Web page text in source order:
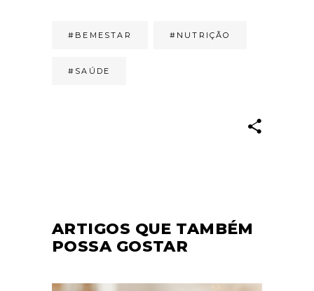
#BEMESTAR #NUTRIÇÃO
#SAÚDE
ARTIGOS QUE TAMBÉM
POSSA GOSTAR